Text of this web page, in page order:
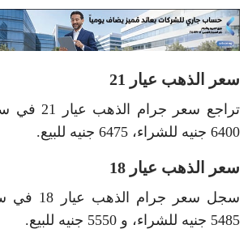
سعر الذهب عيار 21
تراجع سعر
6400 جنيه للشراء، 6475 جنيه للبيع.
سعر الذهب عيار 18
سجل سعر
5485 جنيه للشراء، و 5550 جنيه للبيع.